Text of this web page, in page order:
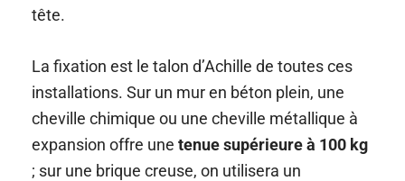
tête.
La fixation est le talon d’Achille de toutes ces
installations. Sur un mur en béton plein, une
cheville chimique ou une cheville métallique à
expansion offre unetenue supérieure à 100 kg
; sur une brique creuse, on utilisera un